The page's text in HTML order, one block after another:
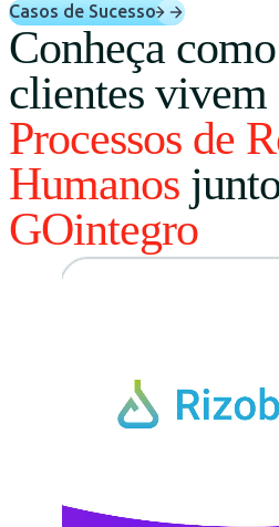
Casos de Sucesso
Conheça
clientes vivem
Processos de
Humanos
GOintegro